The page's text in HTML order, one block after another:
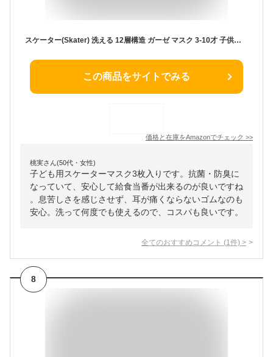
スケーター(Skater) 洗える 12層構造 ガーゼ マスク 3-10才 子供用 3枚入 抗菌 防臭 I'm ドラえもん 道具 サンリオ 12×9cm MSKG1
この商品をサイトでみる
価格と在庫をAmazonでチェック >>
桃実さん(50代・女性)
子ども用スケーターマスク3枚入りです。抗菌・防臭に
なっていて、安心して給食当番が出来るのが良いですね
。息苦しさを感じさせず、耳が痛くならないゴムなのも
安心。洗って何度でも使えるので、コスパも良いです。
全てのおすすめコメント (1 件) >
8